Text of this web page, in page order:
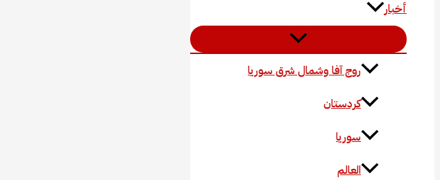
أخبار
روج آفا وشمال شرق سوريا
كردستان
سوريا
العالم